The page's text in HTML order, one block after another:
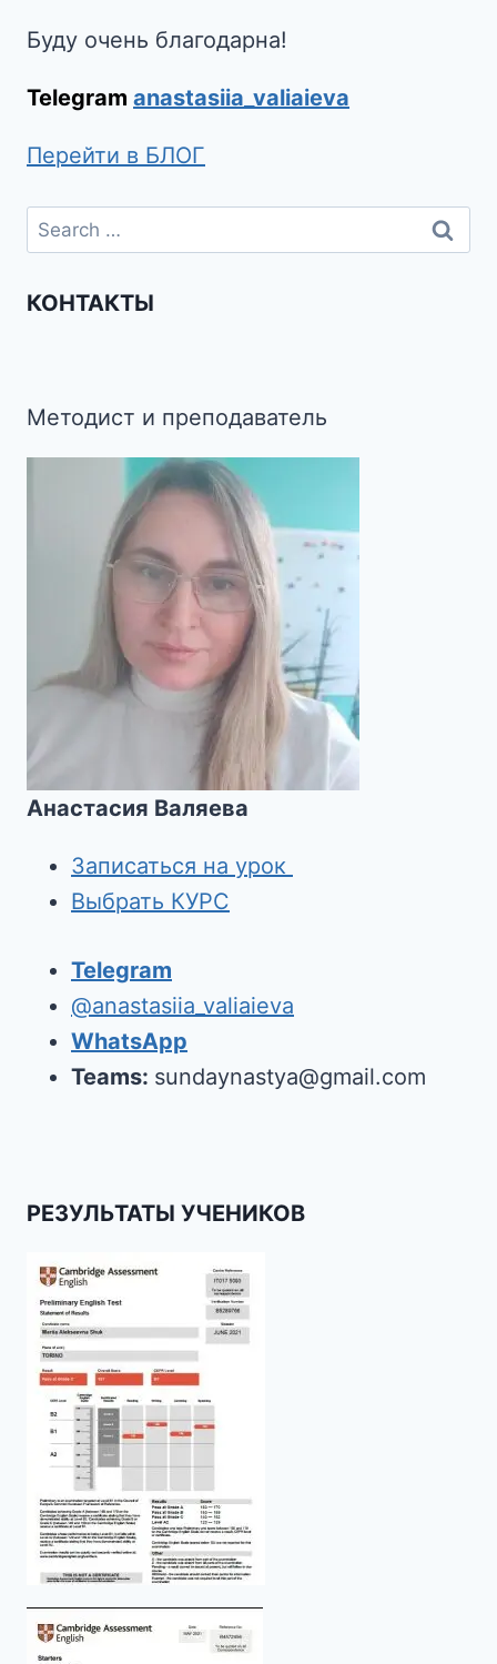
Буду очень благодарна!
Telegram anastasiia_valiaieva
Перейти в БЛОГ
КОНТАКТЫ
Методист и преподаватель
Анастасия Валяева
Записаться на урок
Выбрать КУРС
Telegram
@anastasiia_valiaieva
WhatsApp
Teams: sundaynastya@gmail.com
РЕЗУЛЬТАТЫ УЧЕНИКОВ